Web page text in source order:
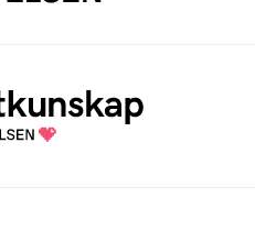
hjälper dig att bli en
internetanvändare